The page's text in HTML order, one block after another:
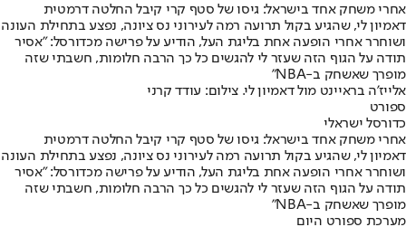
אחרי משחק אחד בישראל: גיסו של סטף קרי קיבל החלטה דרמטית
דאמיון לי, שהגיע בקול תרועה רמה לעירוני נס ציונה, נפצע בתחילת העונה
ושוחרר אחרי הופעה אחת בליגת העל, הודיע על פרישה מכדורסל: "אסיר
תודה על הגוף הזה שעזר לי להגשים כל כך הרבה חלומות, חשבתי שזה
מופרך שאשחק ב-NBA"
אלייז'ה בראיינט מול דאמיון לי. צילום: עודד קרני
ספורט
כדורסל ישראלי
אחרי משחק אחד בישראל: גיסו של סטף קרי קיבל החלטה דרמטית
דאמיון לי, שהגיע בקול תרועה רמה לעירוני נס ציונה, נפצע בתחילת העונה
ושוחרר אחרי הופעה אחת בליגת העל, הודיע על פרישה מכדורסל: "אסיר
תודה על הגוף הזה שעזר לי להגשים כל כך הרבה חלומות, חשבתי שזה
מופרך שאשחק ב-NBA"
מערכת ספורט היום